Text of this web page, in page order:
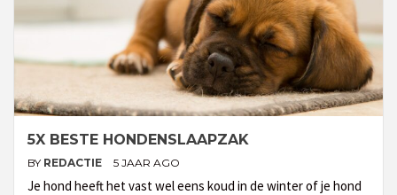
5X BESTE HONDENSLAAPZAK
BY REDACTIE 5 JAAR AGO
Je hond heeft het vast wel eens koud in de winter of je hond